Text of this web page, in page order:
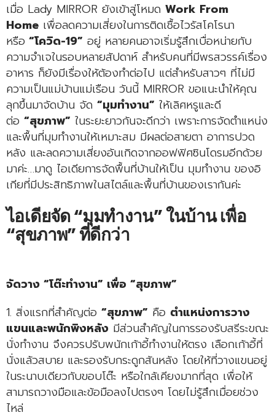
เมื่อ Lady MIRROR ยังเข้าสู่โหมด Work From
Home เพื่อลดความเสี่ยงในการติดเชื้อไวรัสโคโรนา
หรือ “โควิด-19” อยู่ หลายคนอาจเริ่มรู้สึกเบื่อหน่ายกับ
ความจำเจในรอบหลายสัปดาห์ สำหรับคนที่มีพรสวรรค์เรื่อง
อาหาร ก็ยังมีเรื่องให้ต้องทำต่อไป แต่สำหรับสาวๆ ที่ไม่มี
ความเป็นแม่บ้านแม่เรือน วันนี้ MIRROR ขอแนะนำให้คุณ
ลุกขึ้นมาจัดบ้าน จัด “มุมทำงาน” ให้เลิศหรูและดี
ต่อ “สุขภาพ” ในระยะยาวกันจะดีกว่า เพราะการจัดตำแหน่ง
และพื้นที่มุมทำงานให้เหมาะสม มีผลต่อสายตา อาการปวด
หลัง และลดความเสี่ยงอันเกิดจากออฟฟิศซินโดรมอีกด้วย
มาค่ะ…มาดู ไอเดียการจัดพื้นที่บ้านให้เป็น มุมทำงาน ของอิ
เกียที่มีประสิทธิภาพในสไตล์และพื้นที่บ้านของเรากันค่ะ
ไอเดียจัด “มุมทำงาน” ในบ้าน เพื่อ
“สุขภาพ” ที่ดีกว่า
จัดวาง “โต๊ะทำงาน” เพื่อ “สุขภาพ”
1. สิ่งแรกที่สำคัญต่อ “สุขภาพ” คือ ตำแหน่งการวาง
แขนและพนักพิงหลัง มีส่วนสำคัญในการรองรับสรีระขณะ
นั่งทำงาน จึงควรปรับพนักเก้าอี้ทำงานให้ตรง เลือกเก้าอี้ที่
นั่งแล้วสบาย และรองรับกระดูกสันหลัง โดยให้ที่วางแขนอยู่
ในระนาบเดียวกับขอบโต๊ะ หรือใกล้เคียงมากที่สุด เพื่อให้
สามารถวางมือและข้อมือลงไปตรงๆ โดยไม่รู้สึกเมื่อยช่วง
ไหล่